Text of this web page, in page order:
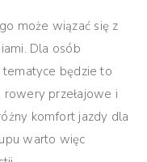
może wiązać się z
Dla osób
będzie to
przełajowe i
komfort jazdy dla
warto więc